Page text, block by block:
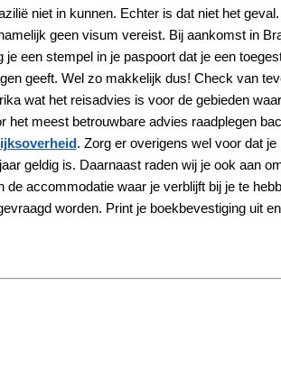
niet in kunnen. Echter is dat niet het
geen visum vereist. Bij aankomst in
je een stempel in je paspoort dat je een
geeft. Wel zo makkelijk dus! Check van
wat het reisadvies is voor de gebieden
het meest betrouwbare advies raadplegen
. Zorg er overigens wel voor dat je
geldig is. Daarnaast raden wij je ook aan
de accommodatie waar je verblijft bij je te
worden. Print je boekbevestiging uit